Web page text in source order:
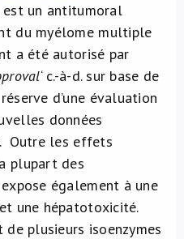
est un antitumoral
du myélome multiple
a été autorisé par
‘ c.-à-d. sur base de
d’une évaluation
données
Outre les effets
plupart des
également à une
une hépatotoxicité.
de plusieurs isoenzymes